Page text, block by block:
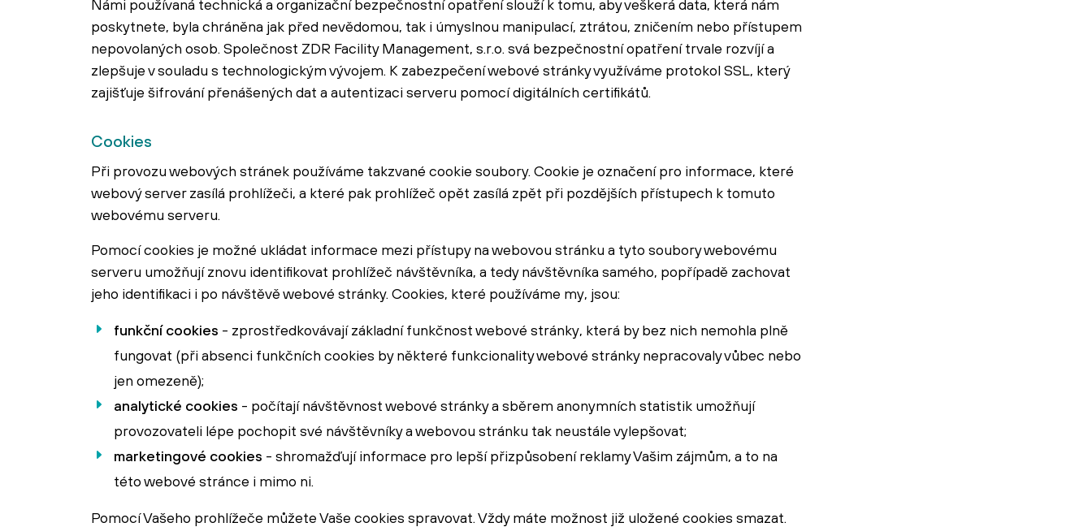
Námi používaná technická a organizační bezpečnostní opatření slouží k tomu, aby veškerá data, která nám
poskytnete, byla chráněna jak před nevědomou, tak i úmyslnou manipulací, ztrátou, zničením nebo přístupem
nepovolaných osob. Společnost ZDR Facility Management, s.r.o. svá bezpečnostní opatření trvale rozvíjí a
zlepšuje v souladu s technologickým vývojem. K zabezpečení webové stránky využíváme protokol SSL, který
zajišťuje šifrování přenášených dat a autentizaci serveru pomocí digitálních certifikátů.
Cookies
Při provozu webových stránek používáme takzvané cookie soubory. Cookie je označení pro informace, které
webový server zasílá prohlížeči, a které pak prohlížeč opět zasílá zpět při pozdějších přístupech k tomuto
webovému serveru.
Pomocí cookies je možné ukládat informace mezi přístupy na webovou stránku a tyto soubory webovému
serveru umožňují znovu identifikovat prohlížeč návštěvníka, a tedy návštěvníka samého, popřípadě zachovat
jeho identifikaci i po návštěvě webové stránky. Cookies, které používáme my, jsou:
funkční cookies - zprostředkovávají základní funkčnost webové stránky, která by bez nich nemohla plně
fungovat (při absenci funkčních cookies by některé funkcionality webové stránky nepracovaly vůbec nebo
jen omezeně);
analytické cookies - počítají návštěvnost webové stránky a sběrem anonymních statistik umožňují
provozovateli lépe pochopit své návštěvníky a webovou stránku tak neustále vylepšovat;
marketingové cookies - shromažďují informace pro lepší přizpůsobení reklamy Vašim zájmům, a to na
této webové stránce i mimo ni.
Pomocí Vašeho prohlížeče můžete Vaše cookies spravovat. Vždy máte možnost již uložené cookies smazat.